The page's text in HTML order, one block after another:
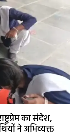
का संदेश,
ने अभिव्यक्त